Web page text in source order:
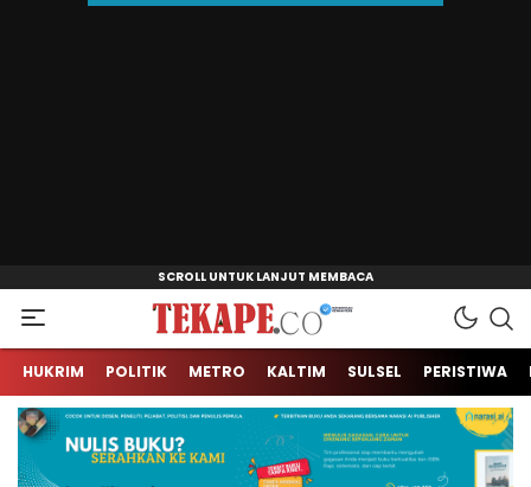
Tekape.co
Jendela Informasi Kita
HUKRIM POLITIK METRO KALTIM SULSEL PERISTIWA